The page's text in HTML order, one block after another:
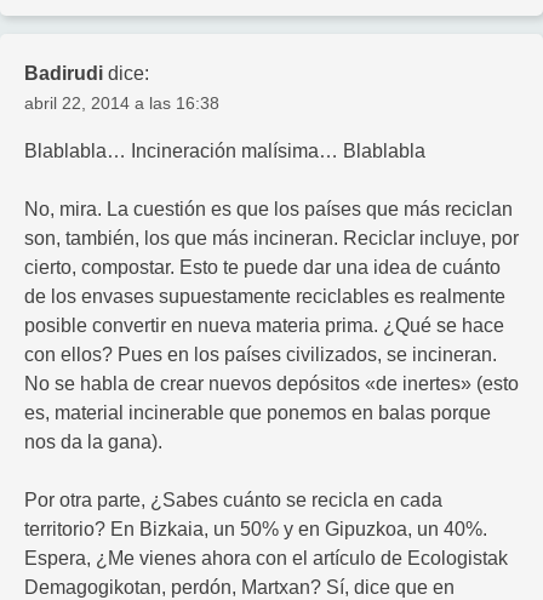
Badirudi dice:
abril 22, 2014 a las 16:38
Blablabla… Incineración malísima… Blablabla
No, mira. La cuestión es que los países que más reciclan
son, también, los que más incineran. Reciclar incluye, por
cierto, compostar. Esto te puede dar una idea de cuánto
de los envases supuestamente reciclables es realmente
posible convertir en nueva materia prima. ¿Qué se hace
con ellos? Pues en los países civilizados, se incineran.
No se habla de crear nuevos depósitos «de inertes» (esto
es, material incinerable que ponemos en balas porque
nos da la gana).
Por otra parte, ¿Sabes cuánto se recicla en cada
territorio? En Bizkaia, un 50% y en Gipuzkoa, un 40%.
Espera, ¿Me vienes ahora con el artículo de Ecologistak
Demagogikotan, perdón, Martxan? Sí, dice que en